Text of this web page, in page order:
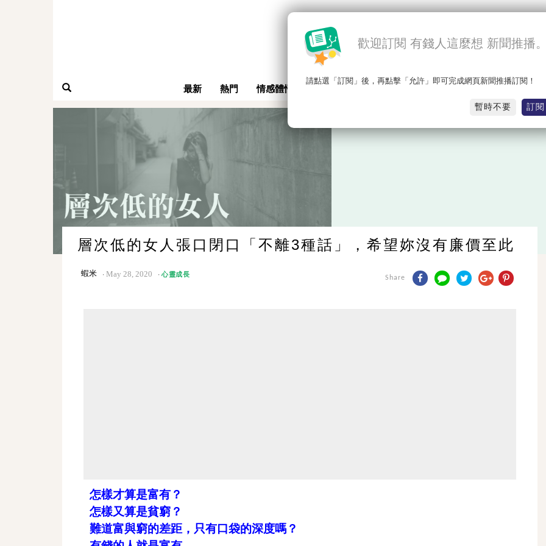
最新 熱門 情感體悟
歡迎訂閱 有錢人這麼想 新聞推播
請點選「訂閱」後，再點擊「允許」即可完成網頁新聞推播訂閱！
訂閱
暫時不要
層次低的女人張口閉口「不離3種話」，希望妳沒有廉價至此
蝦米 May 28, 2020 心靈成長 Share
怎樣才算是富有？
怎樣又算是貧窮？
難道富與窮的差距，只有口袋的深度嗎？